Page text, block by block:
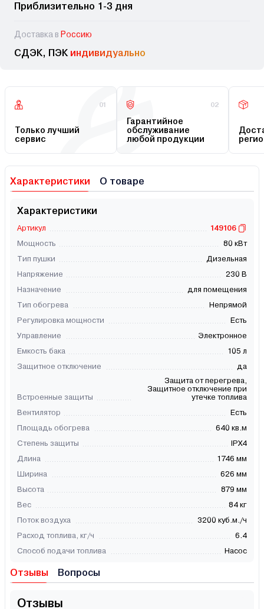
Приблизительно 1-3 дня
Доставка в Россию
СДЭК, ПЭК индивидуально
01
Только лучший
сервис
02
Гарантийное
обслуживание
любой продукции
Характеристики О товаре
Характеристики
Артикул
149106
Мощность
80 кВт
Тип пушки
Дизельная
Напряжение
230 В
Назначение
для помещения
Тип обогрева
Непрямой
Регулировка мощности
Есть
Управление
Электронное
Емкость бака
105 л
Защитное отключение
да
Встроенные защиты
Защита от перегрева,
Защитное отключение при
утечке топлива
Вентилятор
Есть
Площадь обогрева
640 кв.м
Степень защиты
IPX4
Длина
1746 мм
Ширина
626 мм
Высота
879 мм
Вес
84 кг
Поток воздуха
3200 куб.м./ч
Расход топлива, кг/ч
6.4
Способ подачи топлива
Насос
Отзывы Вопросы
Отзывы